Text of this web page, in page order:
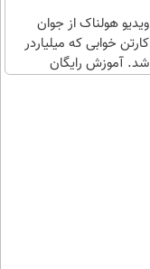
چند
کلیک)
ویدیو هولناک از جوان
کارتن خوابی که میلیاردر
شد. آموزش رایگان